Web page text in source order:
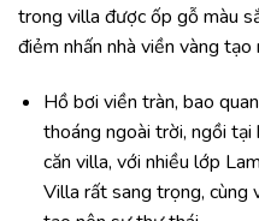
trong villa được ốp gỗ màu
điẻm nhấn nhà viền vàng
Hồ bơi viền tràn, bao
thoáng ngoài trời, ngồi
căn villa, với nhiều lớp
Villa rất sang trọng, cùng